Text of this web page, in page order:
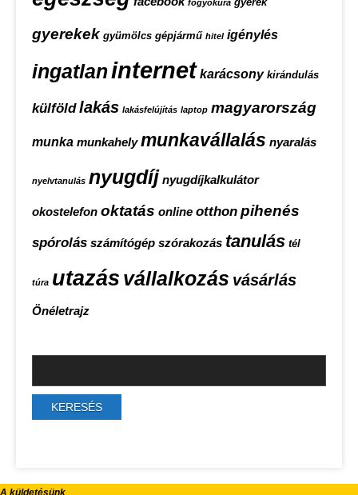
fogyókúra
gyerekek gyümölcs gépjármű hitel igénylés
ingatlaninternet karácsony kirándulás
külföld lakás lakásfelújítás laptop magyarország
munka munkahely munkavállalás nyaralás
nyelvtanulás nyugdíj nyugdíjkalkulátor
okostelefon oktatás online otthon pihenés
spórolás számítógép szórakozás tanulás tél
túra utazás vállalkozás vásárlás
Önéletrajz
A küldetésünk